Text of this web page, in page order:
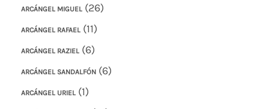
ARCÁNGEL MIGUEL (26)
ARCÁNGEL RAFAEL (11)
ARCÁNGEL RAZIEL (6)
ARCÁNGEL SANDALFÓN (6)
ARCÁNGEL URIEL (1)